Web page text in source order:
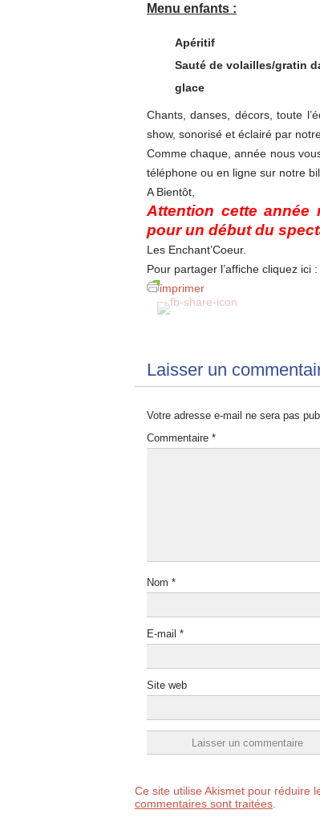
Menu enfants :
Apéritif
Sauté de volailles/gratin
glace
Chants, danses, décors, toute
show, sonorisé et éclairé par
Comme chaque, année nous
téléphone ou en ligne sur notre
A Bientôt,
Attention cette année
pour un début du
Les Enchant’Coeur.
Pour partager l’affiche cliquez ici :
imprimer
Laisser un
Votre adresse e-mail ne sera pas
Commentaire *
Nom *
E-mail *
Site web
Ce site utilise Akismet pour réduire
commentaires sont traitées